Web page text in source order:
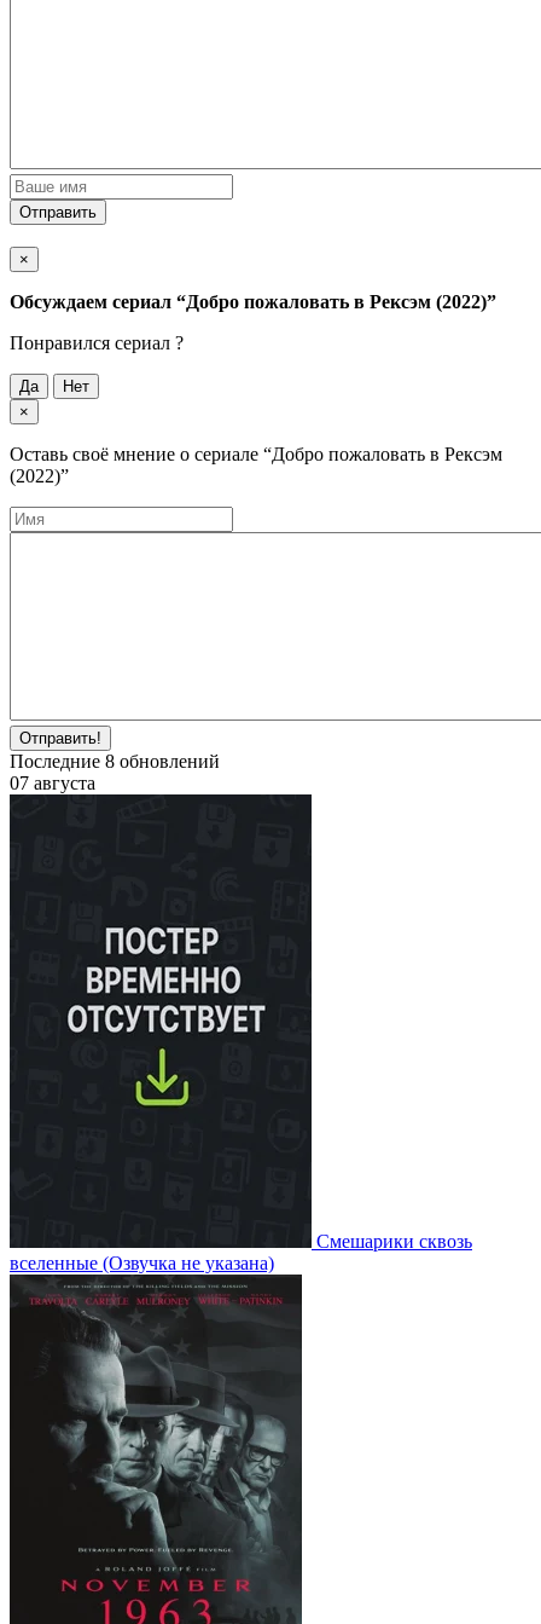
Отправить
×
Обсуждаем cериал “Добро пожаловать в Рексэм (2022)”
Понравился cериал ?
Да
Нет
×
Оставь своё мнение о cериале “Добро пожаловать в Рексэм
(2022)”
Отправить!
Последние 8 обновлений
07 августа
Смешарики сквозь
вселенные (Озвучка не указана)